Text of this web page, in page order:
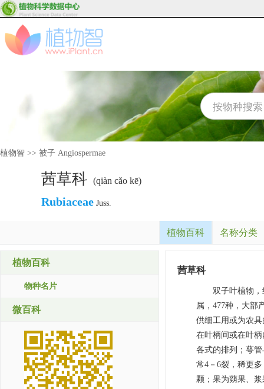
植物智 >> 被子 Angiospermae
茜草科 (qiàn cǎo kē)
Rubiaceae Juss.
植物百科 名称分类
植物百科
物种名片
微百科
茜草科
双子叶植物
属，477种，大部
供细工用或为农
在叶柄间或在叶
各式的排列；萼
常4－6裂，稀更
颗；果为蒴果、